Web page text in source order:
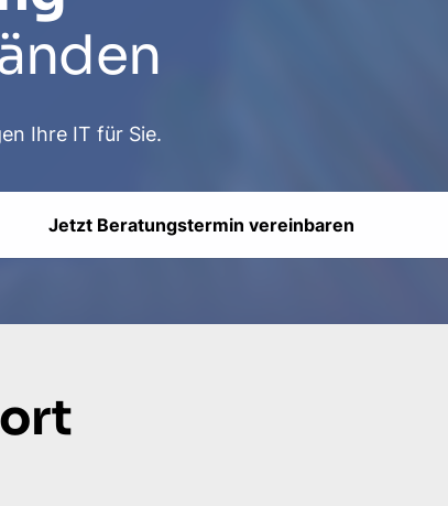
Ihre IT für Sie.
Jetzt Beratungstermin vereinbaren